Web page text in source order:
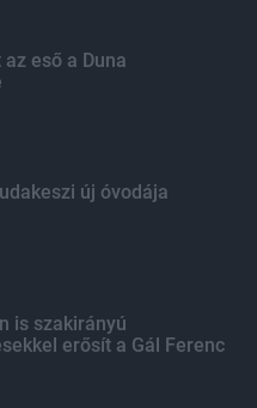
eső a Duna
új óvodája
is szakirányú
erősít a Gál Ferenc